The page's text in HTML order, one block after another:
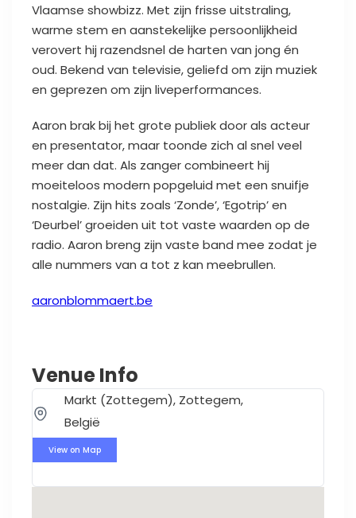
Vlaamse showbizz. Met zijn frisse uitstraling,
warme stem en aanstekelijke persoonlijkheid
verovert hij razendsnel de harten van jong én
oud. Bekend van televisie, geliefd om zijn muziek
en geprezen om zijn liveperformances.
Aaron brak bij het grote publiek door als acteur
en presentator, maar toonde zich al snel veel
meer dan dat. Als zanger combineert hij
moeiteloos modern popgeluid met een snuifje
nostalgie. Zijn hits zoals ‘Zonde’, ‘Egotrip’ en
‘Deurbel’ groeiden uit tot vaste waarden op de
radio. Aaron breng zijn vaste band mee zodat je
alle nummers van a tot z kan meebrullen.
aaronblommaert.be
Venue Info
Markt (Zottegem), Zottegem,
België
View on Map